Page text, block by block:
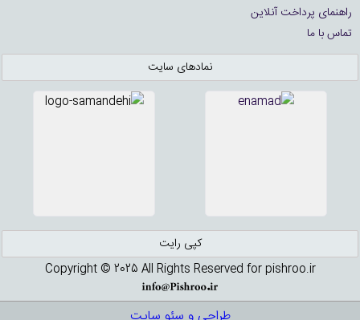
راهنمای پرداخت آنلاین
تماس با ما
نمادهای سایت
کپی رایت
Copyright © 2025 All Rights Reserved for pishroo.ir